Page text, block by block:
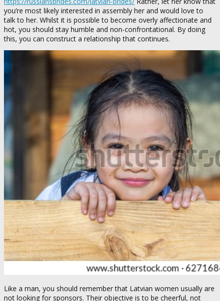
you’re most likely interested in assembly her and would love to
talk to her. Whilst it is possible to become overly affectionate and
hot, you should stay humble and non-confrontational. By doing
this, you can construct a relationship that continues.
Like a man, you should remember that Latvian women usually are
not looking for sponsors. Their objective is to be cheerful, not